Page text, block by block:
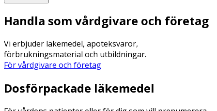
Handla som vårdgivare och företag
Vi erbjuder läkemedel, apoteksvaror,
förbrukningsmaterial och utbildningar.
För vårdgivare och företag
Dosförpackade läkemedel